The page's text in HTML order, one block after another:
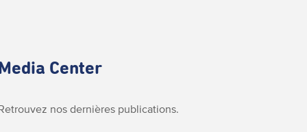
Center
nos dernières publications.